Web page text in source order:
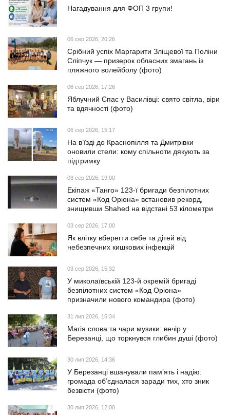
Нагадування для ФОП 3 групи!
06 сер 2026, 20:26
Срібний успіх Маргарити Зліщевої та Поліни
Сліпчук — призерок обласних змагань із
пляжного волейболу (фото)
06 сер 2026, 17:26
Яблучний Спас у Василівці: свято світла, віри
та вдячності (фото)
06 сер 2026, 15:17
На в’їзді до Краснопілля та Дмитрівки
оновили стели: кому спільноти дякують за
підтримку
03 сер 2026, 19:00
Екіпаж «Танго» 123-ї бригади безпілотних
систем «Код Оріона» встановив рекорд,
знищивши Shahed на відстані 53 кілометри
03 сер 2026, 17:00
Як влітку вберегти себе та дітей від
небезпечних кишкових інфекцій
03 сер 2026, 15:32
У миколаївській 123-й окремій бригаді
безпілотних систем «Код Оріона»
призначили нового командира (фото)
31 лип 2026, 15:34
Магія слова та чари музики: вечір у
Березанці, що торкнувся глибин душі (фото)
30 лип 2026, 14:36
У Березанці вшанували пам’ять і надію:
громада об’єдналася заради тих, хто зник
безвісти (фото)
30 лип 2026, 12:00